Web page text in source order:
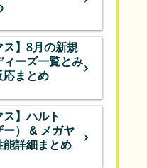
ス】8月の新規
ィーズ一覧とみ
応まとめ
ス】ハルト
ー） & メガヤ
能詳細まとめ